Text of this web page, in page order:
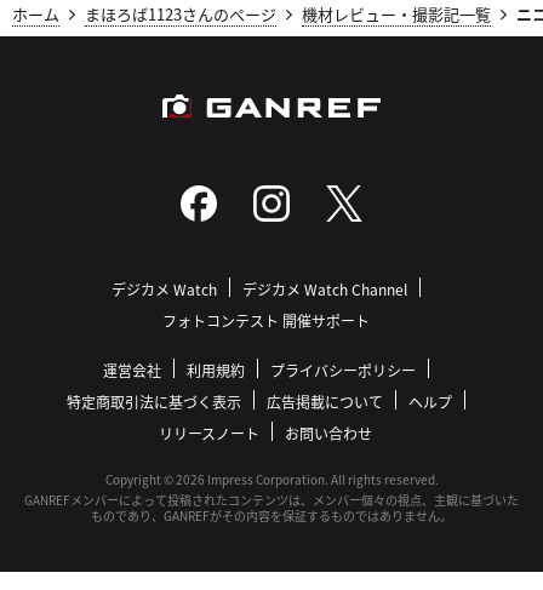
ホーム まほろば1123さんのページ 機材レビュー・撮影記一覧 ニ
デジカメ Watch
デジカメ Watch Channel
フォトコンテスト 開催サポート
運営会社 利用規約
プライバシーポリシー
特定商取引法に基づく表示
広告掲載について
ヘルプ
リリースノート
お問い合わせ
Copyright © 2026 Impress Corporation. All rights reserved.
GANREFメンバーによって投稿されたコンテンツは、メンバー個々の視点、主観に基づいた
ものであり、GANREFがその内容を保証するものではありません。